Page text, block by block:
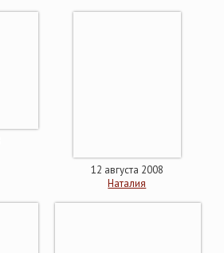
12 августа 2008
Наталия